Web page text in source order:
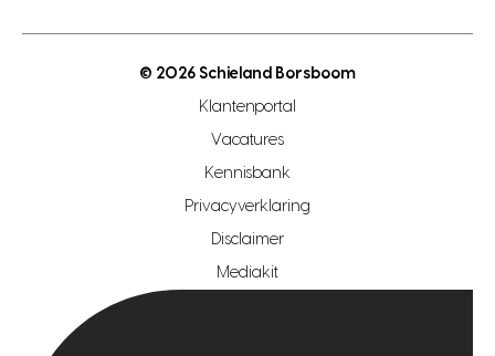
open woningwaarde dag
makelaar regio zoetermeer
hypotheekshop regio den haag
hypotheekshop regio rotterdam
© 2026 Schieland Borsboom
Klantenportal
Vacatures
Kennisbank
Privacyverklaring
Disclaimer
Mediakit